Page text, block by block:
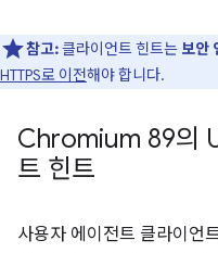
참고:클라이언트 힌트는 보안
HTTPS로 이전해야 합니다.
Chromium 89의
트 힌트
사용자 에이전트 클라이언